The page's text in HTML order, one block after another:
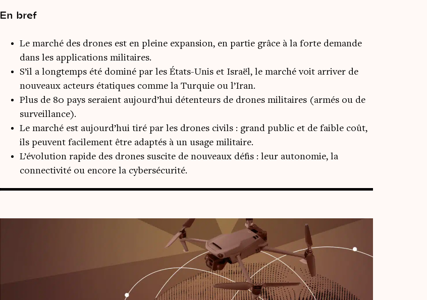
En bref
Le marché des drones est en pleine expansion, en partie grâce à la forte demande
dans les applications militaires.
S’il a longtemps été dominé par les États-Unis et Israël, le marché voit arriver de
nouveaux acteurs étatiques comme la Turquie ou l’Iran.
Plus de 80 pays seraient aujourd’hui détenteurs de drones militaires (armés ou de
surveillance).
Le marché est aujourd’hui tiré par les drones civils : grand public et de faible coût,
ils peuvent facilement être adaptés à un usage militaire.
L’évolution rapide des drones suscite de nouveaux défis : leur autonomie, la
connectivité ou encore la cybersécurité.